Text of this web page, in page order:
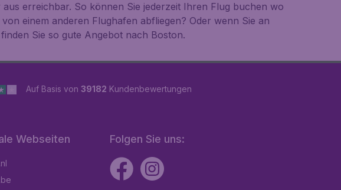
erreichbar. So können Sie jederzeit Ihren Flug buchen wo
einem anderen Flughafen abfliegen? Oder wenn Sie an
Sie so gute Angebot nach Boston.
Auf Basis von 39182 Kundenbewertungen
Webseiten Folgen Sie uns: